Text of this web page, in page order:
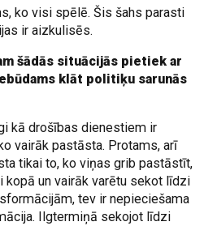
ko visi spēlē. Šis šahs parasti
ir aizkulisēs.
šādās situācijās pietiek ar
klāt politiķu sarunās
kā drošības dienestiem ir
vairāk pastāsta. Protams, arī
tikai to, ko viņas grib pastāstīt,
un vairāk varētu sekot līdzi
tev ir nepieciešama
Ilgtermiņā sekojot līdzi